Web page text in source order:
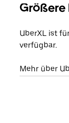
Größere
UberXL ist
verfügbar.
Mehr über